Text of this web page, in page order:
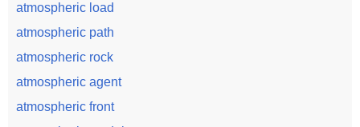
atmospheric load
atmospheric path
atmospheric rock
atmospheric agent
atmospheric front